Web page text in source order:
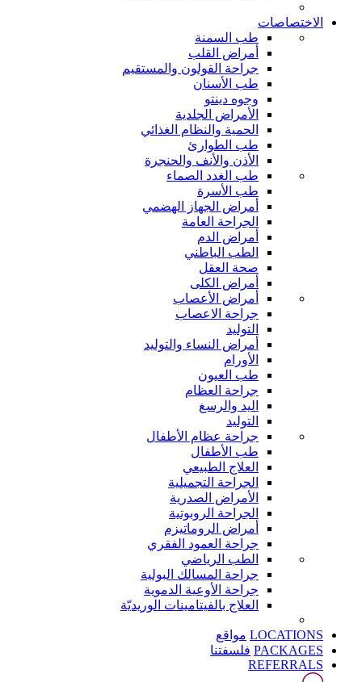
الاختصاصات
طب السمنة
أمراض القلب
جراحة القولون والمستقيم
طب الأسنان
وجوه دينتو
الأمراض الجلدية
الحمية والنظام الغذائي
طب الطوارئ
الأذن والأنف والحنجرة
طب الغدد الصماء
طب الأسرة
أمراض الجهاز الهضمي
الجراحة العامة
أمراض الدم
الطب الباطني
صحة العقل
أمراض الكلى
أمراض الأعصاب
جراحة الاعصاب
التوليد
أمراض النساء والتوليد
الأورام
طب العيون
جراحة العظام
اليد والرسغ
التوليد
جراحة عظام الأطفال
طب الأطفال
العلاج الطبيعي
الجراحة التجميلية
الأمراض الصدرية
الجراحة الروبوتية
أمراض الروماتيزم
جراحة العمود الفقري
الطب الرياضي
جراحة المسالك البولية
جراحة الأوعية الدموية
العلاج بالفيتامينات الوريديّة
LOCATIONS مواقع
PACKAGES فلسفتنا
REFERRALS